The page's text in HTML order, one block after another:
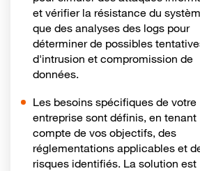
et vérifier la résistance du
que des analyses des logs pour
déterminer de possibles
d'intrusion et compromission de
données.
Les besoins spécifiques de votre
entreprise sont définis, en tenant
compte de vos objectifs, des
réglementations applicables et
risques identifiés. La solution est